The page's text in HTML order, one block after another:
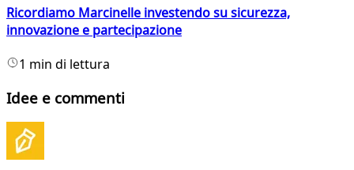
Ricordiamo Marcinelle investendo su sicurezza,
innovazione e partecipazione
1 min di lettura
Idee e commenti